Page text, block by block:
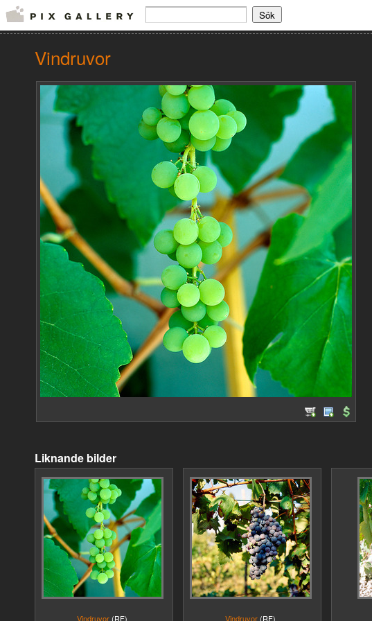
Vindruvor
Liknande bilder
Vindruvor (RF) Vindruvor (RF)